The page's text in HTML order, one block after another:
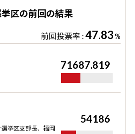
区の前回の結果
前回投票率 :47.83%
71687.819
挙区支部長、福岡
54186